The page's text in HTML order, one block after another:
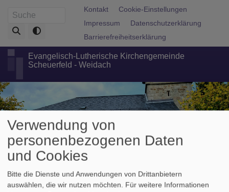
zum
Inhalt
Suche Fußbereichsmenü
Kontakt
Cookie-Einstellungen
Impressum
Datenschutzerklärung
Barrierefreiheitserklärung
Evangelisch-Lutherische Kirchengemeinde
Scheuerfeld - Weidach
Hauptnavigation
Verwendung von
personenbezogenen Daten
und Cookies
Bitte die Dienste und Anwendungen von Drittanbietern
auswählen, die wir nutzen möchten. Für weitere Informationen